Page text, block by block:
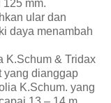
mm.
ular dan
daya menambah
K.Schum & Tridax
yang dianggap
K.Schum. yang